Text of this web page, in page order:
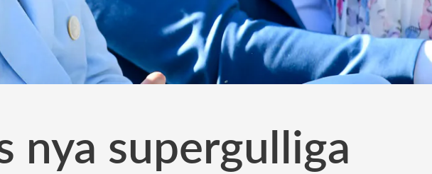
nya supergulliga